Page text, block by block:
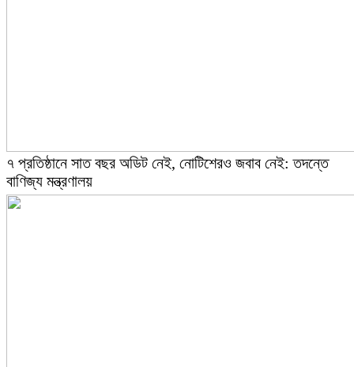
৭ প্রতিষ্ঠানে সাত বছর অডিট নেই, নোটিশেরও জবাব নেই: তদন্তে
বাণিজ্য মন্ত্রণালয়